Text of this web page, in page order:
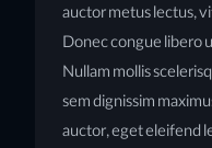
auctor metus lectus,
Donec congue libero
Nullam mollis
sem dignissim
auctor, eget eleifend